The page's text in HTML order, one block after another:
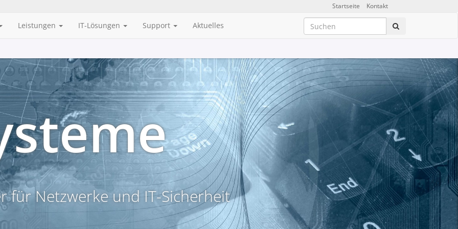
Startseite Kontakt
Leistungen IT-Lösungen Support Aktuelles
für Netzwerke und IT-Sicherheit